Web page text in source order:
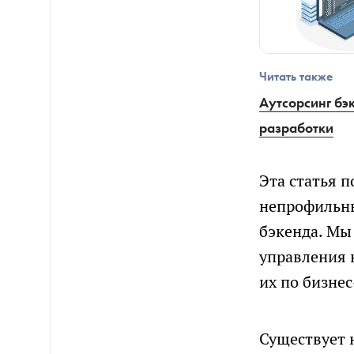
Читать также
Аутсорсинг
разработки
Эта статья
бэкенда. Мы
управления
их по
Существует